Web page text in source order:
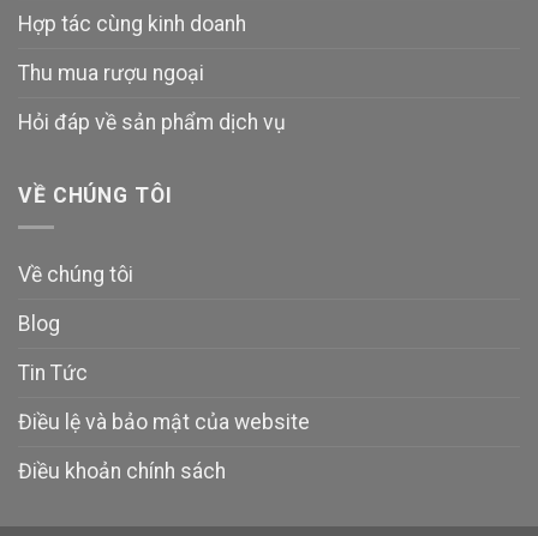
Hợp tác cùng kinh doanh
Thu mua rượu ngoại
Hỏi đáp về sản phẩm dịch vụ
VỀ CHÚNG TÔI
Về chúng tôi
Blog
Tin Tức
Điều lệ và bảo mật của website
Điều khoản chính sách